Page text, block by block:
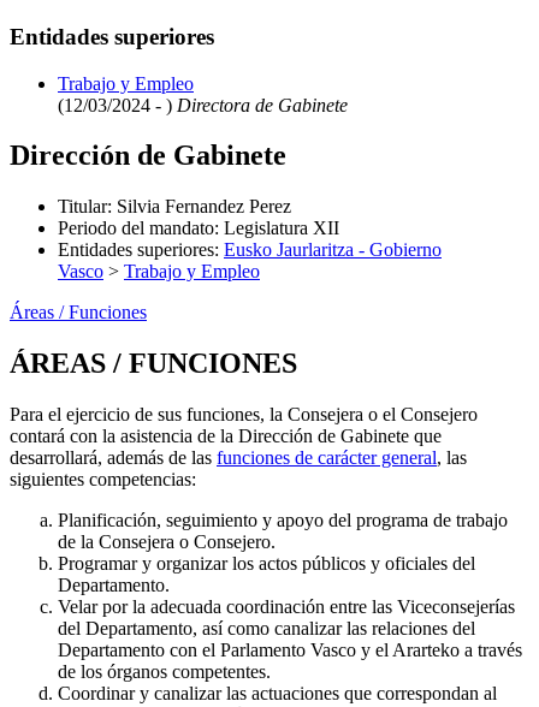
Entidades superiores
Trabajo y Empleo
(12/03/2024 - ) Directora de Gabinete
Dirección de Gabinete
Titular: Silvia Fernandez Perez
Periodo del mandato: Legislatura XII
Entidades superiores: Eusko Jaurlaritza - Gobierno
Vasco > Trabajo y Empleo
Áreas / Funciones
ÁREAS / FUNCIONES
Para el ejercicio de sus funciones, la Consejera o el Consejero
contará con la asistencia de la Dirección de Gabinete que
desarrollará, además de las funciones de carácter general, las
siguientes competencias:
Planificación, seguimiento y apoyo del programa de trabajo
de la Consejera o Consejero.
Programar y organizar los actos públicos y oficiales del
Departamento.
Velar por la adecuada coordinación entre las Viceconsejerías
del Departamento, así como canalizar las relaciones del
Departamento con el Parlamento Vasco y el Ararteko a través
de los órganos competentes.
Coordinar y canalizar las actuaciones que correspondan al